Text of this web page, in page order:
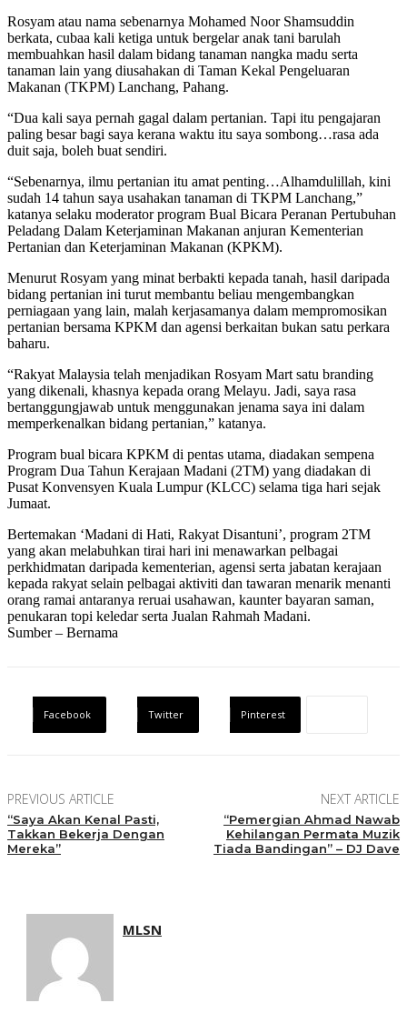
Rosyam atau nama sebenarnya Mohamed Noor Shamsuddin
berkata, cubaa kali ketiga untuk bergelar anak tani barulah
membuahkan hasil dalam bidang tanaman nangka madu serta
tanaman lain yang diusahakan di Taman Kekal Pengeluaran
Makanan (TKPM) Lanchang, Pahang.
“Dua kali saya pernah gagal dalam pertanian. Tapi itu pengajaran
paling besar bagi saya kerana waktu itu saya sombong…rasa ada
duit saja, boleh buat sendiri.
“Sebenarnya, ilmu pertanian itu amat penting…Alhamdulillah, kini
sudah 14 tahun saya usahakan tanaman di TKPM Lanchang,”
katanya selaku moderator program Bual Bicara Peranan Pertubuhan
Peladang Dalam Keterjaminan Makanan anjuran Kementerian
Pertanian dan Keterjaminan Makanan (KPKM).
Menurut Rosyam yang minat berbakti kepada tanah, hasil daripada
bidang pertanian ini turut membantu beliau mengembangkan
perniagaan yang lain, malah kerjasamanya dalam mempromosikan
pertanian bersama KPKM dan agensi berkaitan bukan satu perkara
baharu.
“Rakyat Malaysia telah menjadikan Rosyam Mart satu branding
yang dikenali, khasnya kepada orang Melayu. Jadi, saya rasa
bertanggungjawab untuk menggunakan jenama saya ini dalam
memperkenalkan bidang pertanian,” katanya.
Program bual bicara KPKM di pentas utama, diadakan sempena
Program Dua Tahun Kerajaan Madani (2TM) yang diadakan di
Pusat Konvensyen Kuala Lumpur (KLCC) selama tiga hari sejak
Jumaat.
Bertemakan ‘Madani di Hati, Rakyat Disantuni’, program 2TM
yang akan melabuhkan tirai hari ini menawarkan pelbagai
perkhidmatan daripada kementerian, agensi serta jabatan kerajaan
kepada rakyat selain pelbagai aktiviti dan tawaran menarik menanti
orang ramai antaranya reruai usahawan, kaunter bayaran saman,
penukaran topi keledar serta Jualan Rahmah Madani.
Sumber – Bernama
Facebook Twitter Pinterest
PREVIOUS ARTICLE
“Saya Akan Kenal Pasti,
Takkan Bekerja Dengan
Mereka”
NEXT ARTICLE
“Pemergian Ahmad Nawab
Kehilangan Permata Muzik
Tiada Bandingan” – DJ Dave
MLSN